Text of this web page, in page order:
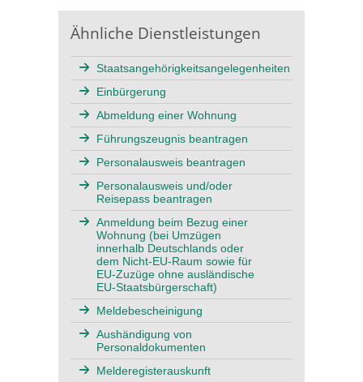
Ähnliche Dienstleistungen
Staatsangehörigkeitsangelegenheiten
Einbürgerung
Abmeldung einer Wohnung
Führungszeugnis beantragen
Personalausweis beantragen
Personalausweis und/oder
Reisepass beantragen
Anmeldung beim Bezug einer
Wohnung (bei Umzügen
innerhalb Deutschlands oder
dem Nicht-EU-Raum sowie für
EU-Zuzüge ohne ausländische
EU-Staatsbürgerschaft)
Meldebescheinigung
Aushändigung von
Personaldokumenten
Melderegisterauskunft